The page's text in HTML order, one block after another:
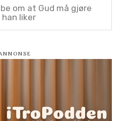
om at Gud må gjøre
liker